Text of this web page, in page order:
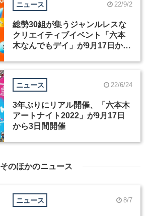
ニュース 22/9/2
総勢30組が集うジャンルレスな
クリエイティブイベント「六本
木なんでもデイ」が9月17日から
ニュース 22/6/24
3年ぶりにリアル開催、「六本木
アートナイト2022」が9月17日
から3日間開催
そのほかのニュース
ニュース 8/7